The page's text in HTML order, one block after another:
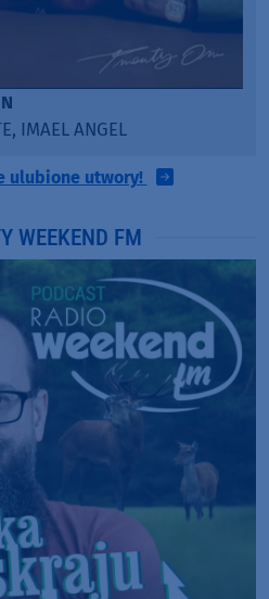
ulubione utwory!
WEEKEND FM